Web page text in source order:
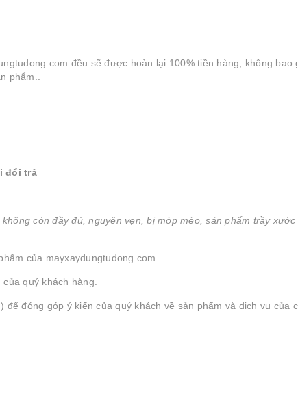
đều sẽ được hoàn lại 100% tiền hàng, không
phẩm..
đổi trả
còn đầy đủ, nguyên vẹn, bị móp méo, sản phẩm trầy
của mayxaydungtudong.com.
quý khách hàng.
đóng góp ý kiến của quý khách về sản phẩm và dịch vụ của